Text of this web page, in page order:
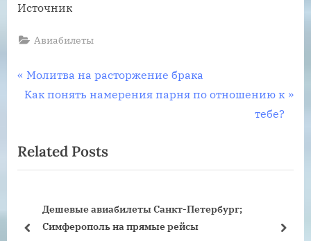
Источник
Авиабилеты
Навигация
P
r
i
o
P
Молитва на расторжение брака
N
t
P
t
Как понять намерения парня по отношению к
тебе?
Related Posts
Дешевые авиабилеты Санкт-Петербург;
Симферополь на прямые рейсы
prev next